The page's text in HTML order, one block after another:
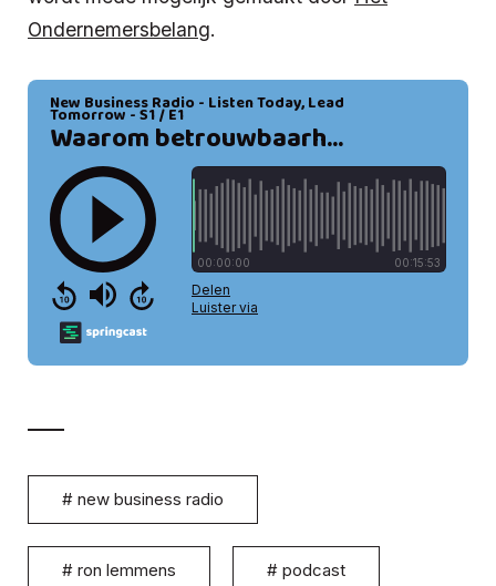
Ondernemersbelang.
# new business radio
# ron lemmens # podcast